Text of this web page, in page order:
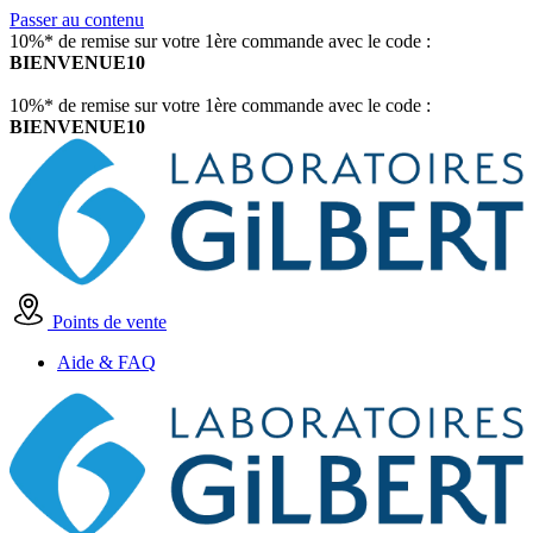
Passer au contenu
10%* de remise sur votre 1ère commande avec le code :
BIENVENUE10
10%* de remise sur votre 1ère commande avec le code :
BIENVENUE10
Points de vente
Aide & FAQ